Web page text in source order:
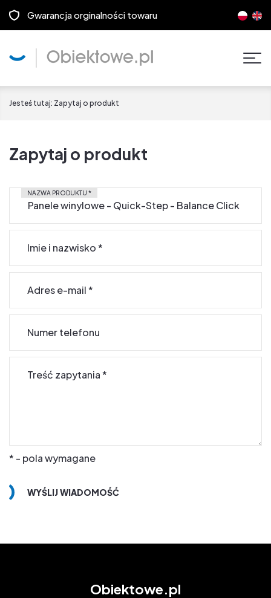
Gwarancja orginalności towaru
Jesteś tutaj: Zapytaj o produkt
Zapytaj o produkt
NAZWA PRODUKTU *
Imie i nazwisko*
Adres e-mail*
Numer telefonu
Treść zapytania*
* - pola wymagane
WYŚLIJ WIADOMOŚĆ
Obiektowe.pl